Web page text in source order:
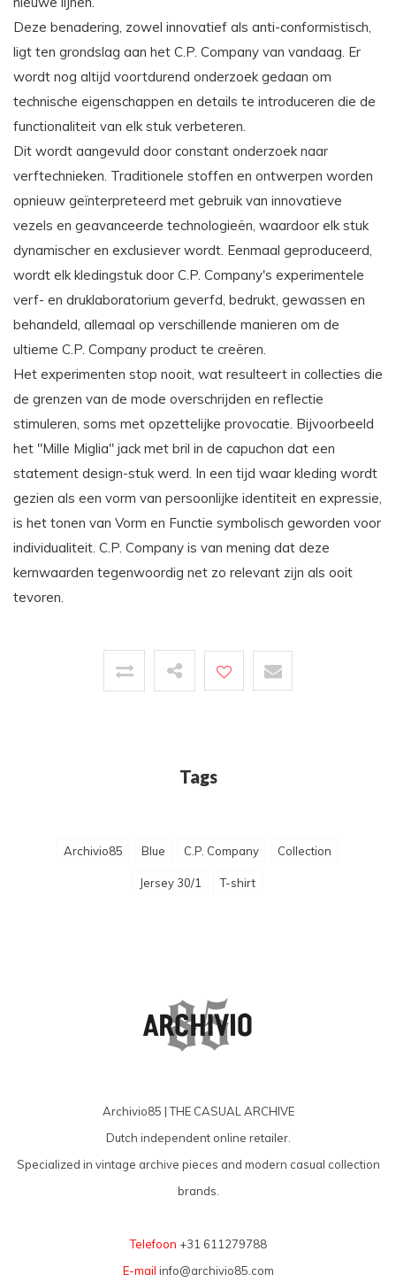
Deze benadering, zowel innovatief als anti-conformistisch,
ligt ten grondslag aan het C.P. Company van vandaag. Er
wordt nog altijd voortdurend onderzoek gedaan om
technische eigenschappen en details te introduceren die de
functionaliteit van elk stuk verbeteren.
Dit wordt aangevuld door constant onderzoek naar
verftechnieken. Traditionele stoffen en ontwerpen worden
opnieuw geïnterpreteerd met gebruik van innovatieve
vezels en geavanceerde technologieën, waardoor elk stuk
dynamischer en exclusiever wordt. Eenmaal geproduceerd,
wordt elk kledingstuk door C.P. Company's experimentele
verf- en druklaboratorium geverfd, bedrukt, gewassen en
behandeld, allemaal op verschillende manieren om de
ultieme C.P. Company product te creëren.
Het experimenten stop nooit, wat resulteert in collecties die
de grenzen van de mode overschrijden en reflectie
stimuleren, soms met opzettelijke provocatie. Bijvoorbeeld
het "Mille Miglia" jack met bril in de capuchon dat een
statement design-stuk werd. In een tijd waar kleding wordt
gezien als een vorm van persoonlijke identiteit en expressie,
is het tonen van Vorm en Functie symbolisch geworden voor
individualiteit. C.P. Company is van mening dat deze
kernwaarden tegenwoordig net zo relevant zijn als ooit
tevoren.
Tags
Archivio85 Blue C.P. Company Collection
Jersey 30/1 T-shirt
Archivio85 | THE CASUAL ARCHIVE
Dutch independent online retailer.
Specialized in vintage archive pieces and modern casual collection
brands.
Telefoon +31 611279788
E-mail info@archivio85.com